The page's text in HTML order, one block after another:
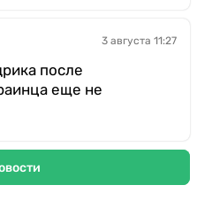
3 августа 11:27
после
еще не